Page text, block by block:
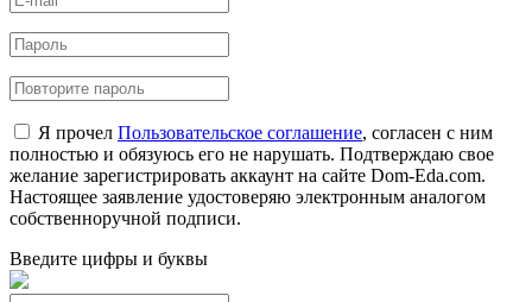
Я прочел Пользовательское соглашение, согласен с ним
полностью и обязуюсь его не нарушать. Подтверждаю свое
желание зарегистрировать аккаунт на сайте Dom-Eda.com.
Настоящее заявление удостоверяю электронным аналогом
собственноручной подписи.
Введите цифры и буквы